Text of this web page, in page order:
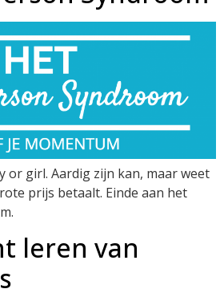
or girl. Aardig zijn kan, maar weet
prijs betaalt. Einde aan het
leren van